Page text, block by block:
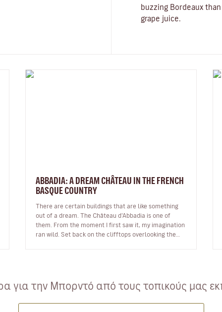
buzzing Bordeaux
grape juice.
ABBADIA: A DREAM CHÂTEAU IN THE FRENCH
BASQUE COUNTRY
There are certain buildings that are like something
out of a dream. The Château d’Abbadia is one of
them. From the moment I first saw it, my imagination
ran wild. Set back on the clifftops overlooking the
για την Μπορντό από τους τοπικούς μας